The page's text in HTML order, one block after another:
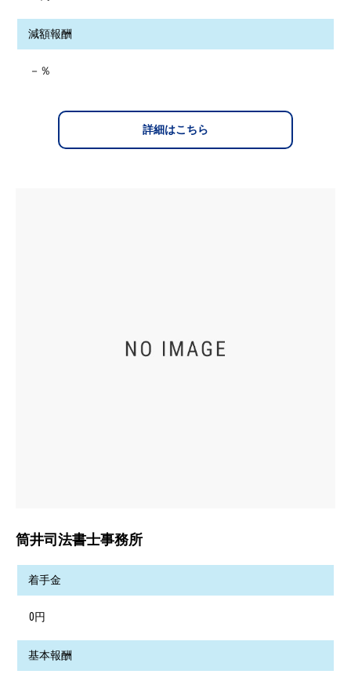
減額報酬
－％
詳細はこちら
筒井司法書士事務所
着手金
0円
基本報酬